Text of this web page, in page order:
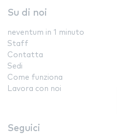
Su di noi
neventum in 1 minuto
Staff
Contatta
Sedi
Come funziona
Lavora con noi
Seguici